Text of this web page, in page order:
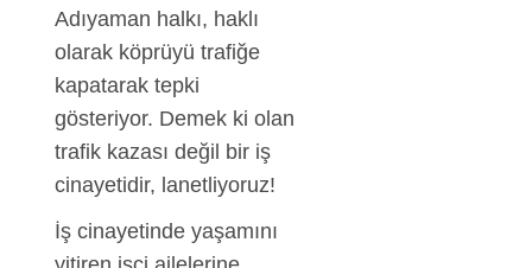
Adıyaman halkı, haklı
olarak köprüyü trafiğe
kapatarak tepki
gösteriyor. Demek ki olan
trafik kazası değil bir iş
cinayetidir, lanetliyoruz!
İş cinayetinde yaşamını